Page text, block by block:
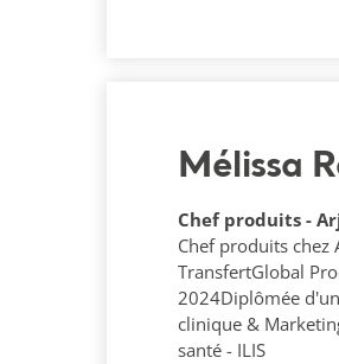
Mélissa
Chef produits -
Chef produits chez
TransfertGlobal
2024Diplômée
clinique &
santé - ILIS